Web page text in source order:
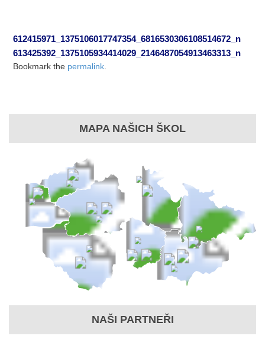
612415971_1375106017747354_6816530306108514672_n
613425392_1375105934414029_2146487054913463313_n
Bookmark the permalink
MAPA NAŠICH ŠKOL
NAŠI PARTNEŘI